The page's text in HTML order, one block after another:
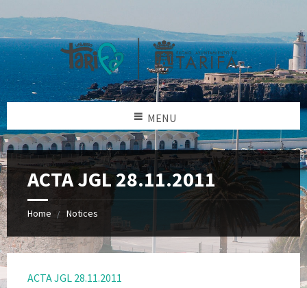
MENU
ACTA JGL 28.11.2011
Home Notices
ACTA JGL 28.11.2011